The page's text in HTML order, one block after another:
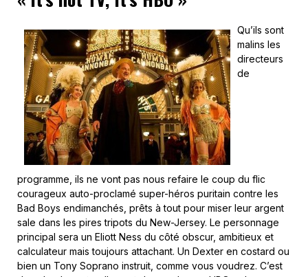
Qu’ils sont
malins les
directeurs
de
programme, ils ne vont pas nous refaire le coup du flic
courageux auto-proclamé super-héros puritain contre les
Bad Boys endimanchés, prêts à tout pour miser leur argent
sale dans les pires tripots du New-Jersey. Le personnage
principal sera un Eliott Ness du côté obscur, ambitieux et
calculateur mais toujours attachant. Un Dexter en costard ou
bien un Tony Soprano instruit, comme vous voudrez. C’est